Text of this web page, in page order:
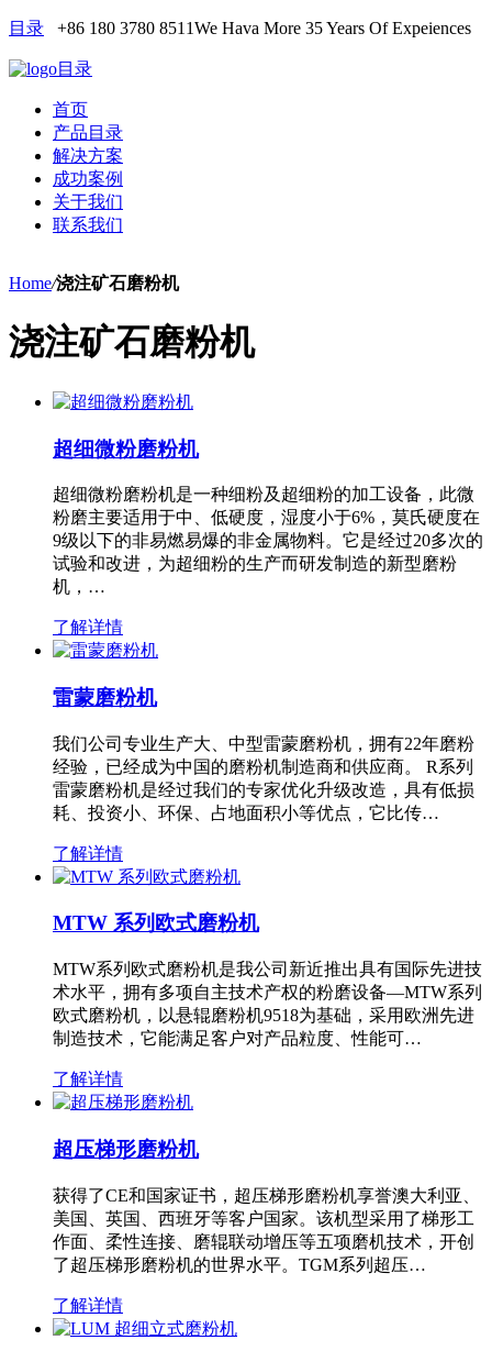
目录 +86 180 3780 8511We Hava More 35 Years Of Expeiences
目录
首页
产品目录
解决方案
成功案例
关于我们
联系我们
Home/浇注矿石磨粉机
浇注矿石磨粉机
超细微粉磨粉机
超细微粉磨粉机是一种细粉及超细粉的加工设备，此微
粉磨主要适用于中、低硬度，湿度小于6%，莫氏硬度在
9级以下的非易燃易爆的非金属物料。它是经过20多次的
试验和改进，为超细粉的生产而研发制造的新型磨粉
机，…
了解详情
雷蒙磨粉机
我们公司专业生产大、中型雷蒙磨粉机，拥有22年磨粉
经验，已经成为中国的磨粉机制造商和供应商。 R系列
雷蒙磨粉机是经过我们的专家优化升级改造，具有低损
耗、投资小、环保、占地面积小等优点，它比传…
了解详情
MTW 系列欧式磨粉机
MTW系列欧式磨粉机是我公司新近推出具有国际先进技
术水平，拥有多项自主技术产权的粉磨设备—MTW系列
欧式磨粉机，以悬辊磨粉机9518为基础，采用欧洲先进
制造技术，它能满足客户对产品粒度、性能可…
了解详情
超压梯形磨粉机
获得了CE和国家证书，超压梯形磨粉机享誉澳大利亚、
美国、英国、西班牙等客户国家。该机型采用了梯形工
作面、柔性连接、磨辊联动增压等五项磨机技术，开创
了超压梯形磨粉机的世界水平。TGM系列超压…
了解详情